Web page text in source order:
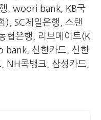
, woori bank, KB국
), SC제일은행
스탠
협은행 리브메이트 (K
bank, 신한카드
신한
, NH콕뱅크 삼성카드